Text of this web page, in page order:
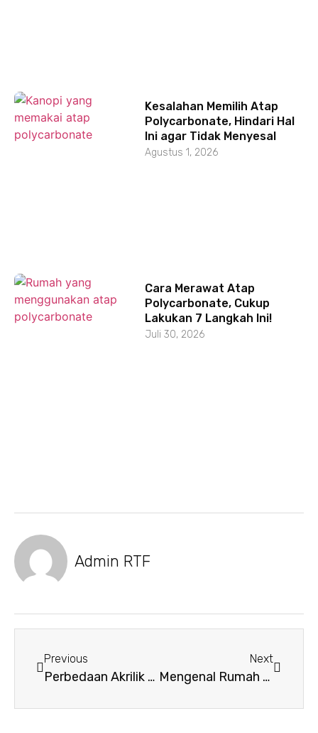
Kesalahan Memilih Atap
Polycarbonate, Hindari Hal
Ini agar Tidak Menyesal
Agustus 1, 2026
Cara Merawat Atap
Polycarbonate, Cukup
Lakukan 7 Langkah Ini!
Juli 30, 2026
Admin RTF
Previous
Perbedaan Akrilik dan Polikarbonat yang Perlu Anda Ketahui
Next
Mengenal Rumah Open Space: Definisi, Konsep, dan Inspirasinya